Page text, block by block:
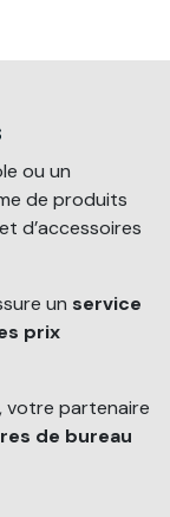
ou un
de produits
d’accessoires
un service
prix
, votre partenaire
de bureau